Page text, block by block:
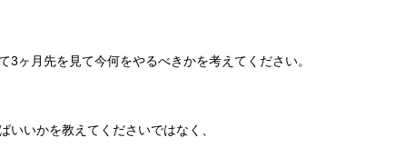
3ヶ月先を見て今何をやるべきかを考えてください。
いいかを教えてくださいではなく、